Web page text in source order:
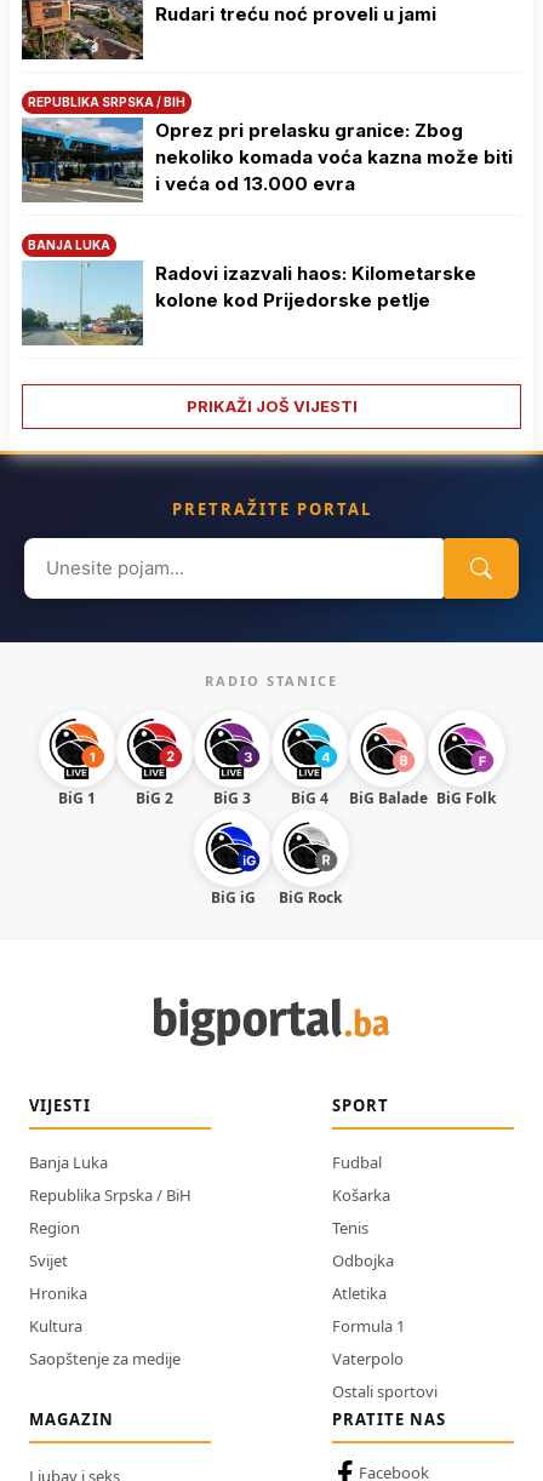
Rudari treću noć proveli u jami
REPUBLIKA SRPSKA / BIH
Oprez pri prelasku granice: Zbog
nekoliko komada voća kazna može biti
i veća od 13.000 evra
BANJA LUKA
Radovi izazvali haos: Kilometarske
kolone kod Prijedorske petlje
PRIKAŽI JOŠ VIJESTI
PRETRAŽITE PORTAL
Search
for:
RADIO STANICE
BiG 1 BiG 2 BiG 3 BiG 4 BiG Balade BiG Folk
BiG iG BiG Rock
VIJESTI
Banja Luka
Republika Srpska / BiH
Region
Svijet
Hronika
Kultura
Saopštenje za medije
SPORT
Fudbal
Košarka
Tenis
Odbojka
Atletika
Formula 1
Vaterpolo
Ostali sportovi
MAGAZIN
Ljubav i seks
PRATITE NAS
Facebook